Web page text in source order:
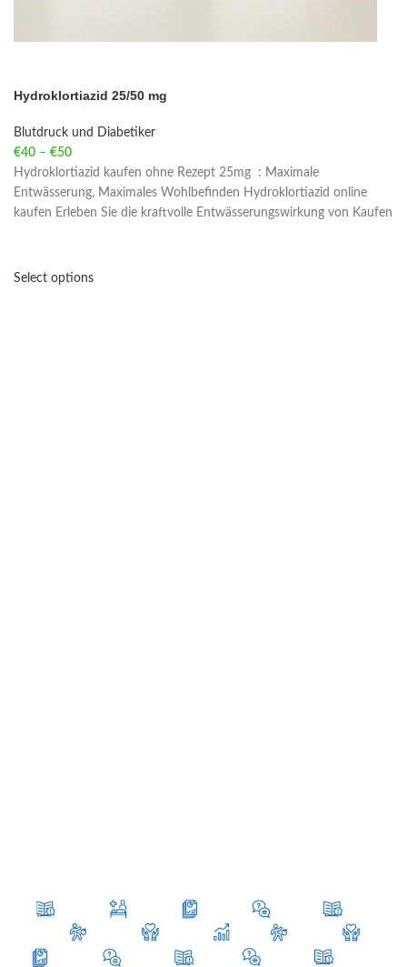
Hydroklortiazid 25/50 mg
Blutdruck und Diabetiker
€40 – €50
Hydroklortiazid kaufen ohne Rezept 25mg : Maximale
Entwässerung, Maximales Wohlbefinden Hydroklortiazid online
kaufen Erleben Sie die kraftvolle Entwässerungswirkung von Kaufen
Select options